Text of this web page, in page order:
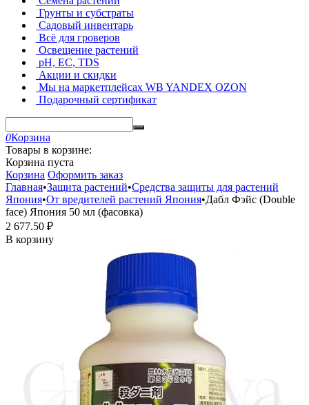
Грунты и субстраты
Садовый инвентарь
Всё для гроверов
Освещение растений
pH, EC, TDS
Акции и скидки
Мы на маркетплейсах WB YANDEX OZON
Подарочный сертификат
0Корзина
Товары в корзине:
Корзина пуста
Корзина Оформить заказ
Главная•Защита растений•Средства защиты для растений
Япония•От вредителей растений Япония•Дабл Фэйс (Double
face) Япония 50 мл (фасовка)
2 677.50 ₽
В корзину